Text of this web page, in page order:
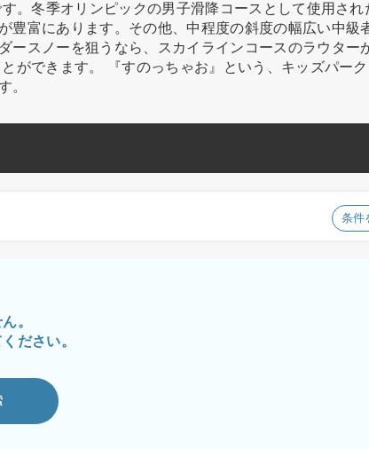
。冬季オリンピックの男子滑降コースとして使用され
富にあります。その他、中程度の斜度の幅広い中級
スノーを狙うなら、スカイラインコースのラウター
ができます。 『すのっちゃお』という、キッズパー
。
条件
。
ださい。